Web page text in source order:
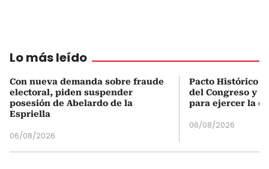
Lo más leído
Con nueva demanda sobre fraude
electoral, piden suspender
posesión de Abelardo de la
Espriella
06/08/2026
Pacto Histórico
del Congreso y
para ejercer la
06/08/2026